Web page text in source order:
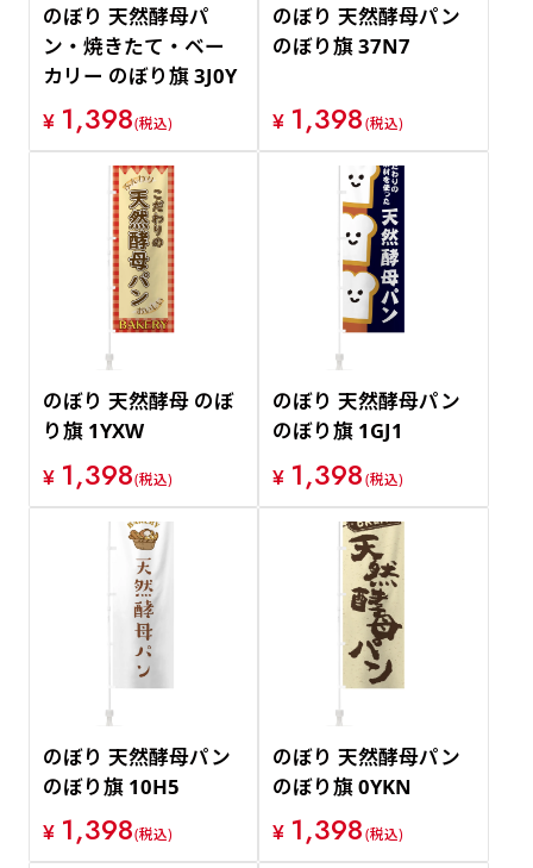
のぼり 天然酵母パ
ン・焼きたて・ベー
カリー のぼり旗 3J0Y
¥ 1,398(税込)
のぼり 天然酵母パン
のぼり旗 37N7
¥ 1,398(税込)
のぼり 天然酵母 のぼ
り旗 1YXW
¥ 1,398(税込)
のぼり 天然酵母パン
のぼり旗 1GJ1
¥ 1,398(税込)
のぼり 天然酵母パン
のぼり旗 10H5
¥ 1,398(税込)
のぼり 天然酵母パン
のぼり旗 0YKN
¥ 1,398(税込)